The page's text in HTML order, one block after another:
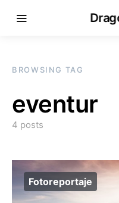
BROWSING TAG
eventur
4 posts
Fotoreportaje